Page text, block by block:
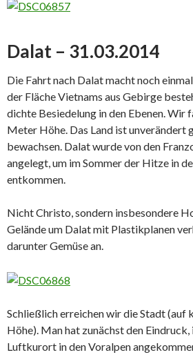
Dalat – 31.03.2014
Die Fahrt nach Dalat macht noch
der Fläche Vietnams aus Gebirge
dichte Besiedelung in den Ebenen. Wir
Meter Höhe. Das Land ist unverändert
bewachsen. Dalat wurde von den
angelegt, um im Sommer der Hitze in
entkommen.
Nicht Christo, sondern insbesondere
Gelände um Dalat mit Plastikplanen
darunter Gemüse an.
Schließlich erreichen wir die Stadt (auf
Höhe). Man hat zunächst den
Luftkurort in den Voralpen